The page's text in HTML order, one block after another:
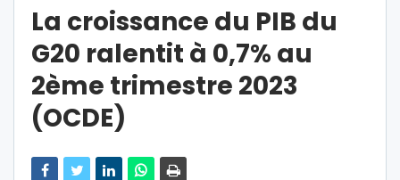
La croissance du PIB du
G20 ralentit à 0,7% au
2ème trimestre 2023
(OCDE)